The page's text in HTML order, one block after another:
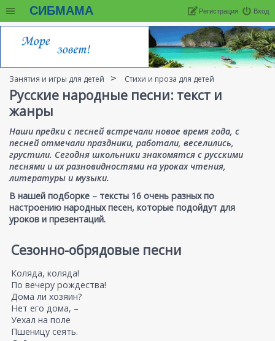
СИБМАМА Вход
Регистрация
Занятия и игры для детей Стихи и проза для детей
Русские народные песни: текст и
жанры
Наши предки с песней встречали новое время года, с
песней отмечали праздники, работали, веселились,
грустили. Сегодня школьники знакомятся с русскими
песнями и их разновидностями на уроках чтения,
литературы и музыки.
В нашей подборке – тексты 16 очень разных по
настроению народных песен, которые подойдут для
уроков и презентаций.
Сезонно-обрядовые песни
Коляда, коляда!
По вечеру рождества!
Дома ли хозяин?
Нет его дома, –
Уехал на поле
Пшеницу сеять.